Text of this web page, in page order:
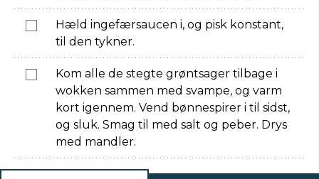
Hæld ingefærsaucen i, og pisk konstant,
til den tykner.
Kom alle de stegte grøntsager tilbage i
wokken sammen med svampe, og varm
kort igennem. Vend bønnespirer i til sidst,
og sluk. Smag til med salt og peber. Drys
med mandler.